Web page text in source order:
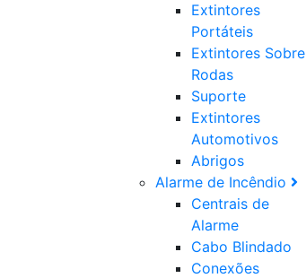
Extintores
Portáteis
Extintores Sobre
Rodas
Suporte
Extintores
Automotivos
Abrigos
Alarme de Incêndio
Centrais de
Alarme
Cabo Blindado
Conexões